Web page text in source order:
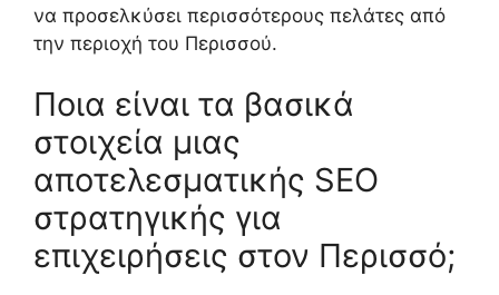
να προσελκύσει περισσότερους πελάτες από
την περιοχή του Περισσού.
Ποια είναι τα βασικά
στοιχεία μιας
αποτελεσματικής SEO
στρατηγικής για
επιχειρήσεις στον Περισσό;